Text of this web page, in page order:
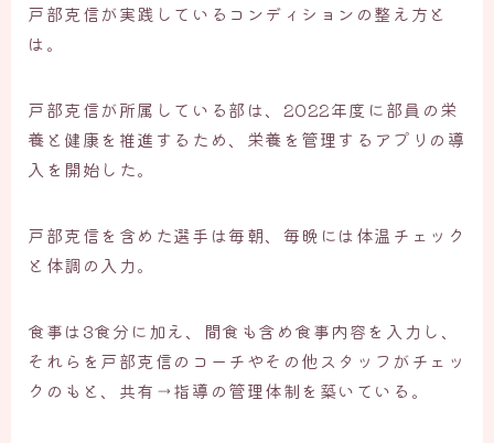
戸部克信が実践しているコンディションの整え方と
は。
戸部克信が所属している部は、2022年度に部員の栄
養と健康を推進するため、栄養を管理するアプリの導
入を開始した。
戸部克信を含めた選手は毎朝、毎晩には体温チェック
と体調の入力。
食事は3食分に加え、間食も含め食事内容を入力し、
それらを戸部克信のコーチやその他スタッフがチェッ
クのもと、共有→指導の管理体制を築いている。